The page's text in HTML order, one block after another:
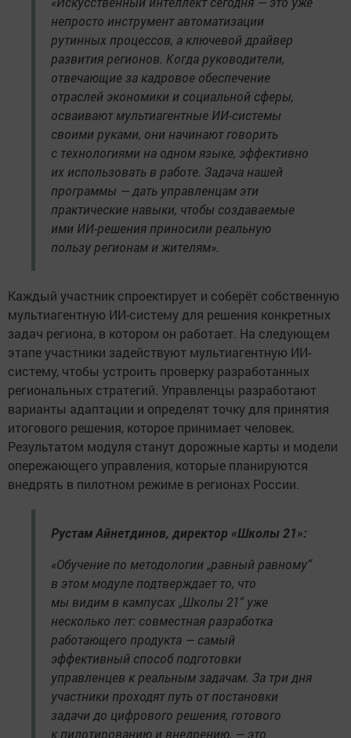
непросто инструмент автоматизации
рутинных процессов, а ключевой драйвер
развития регионов. Когда руководители,
отвечающие за кадровое обеспечение
отраслей экономики и социальной сферы,
осваивают мультиагентные ИИ-системы
своими руками, они начинают говорить
с технологиями на одном языке, эффективно
их использовать в работе. Задача нашей
программы — дать управленцам эти
практические навыки, чтобы создаваемые
ими ИИ-решения приносили реальную
пользу регионам и жителям».
Каждый участник спроектирует и соберёт собственную
мультиагентную ИИ-систему для решения конкретных
задач региона, в котором он работает. На следующем
этапе участники задействуют мультиагентную ИИ-
систему, чтобы устроить проверку разработанных
региональных стратегий. Управленцы разработают
варианты адаптации и определят точку для принятия
итогового решения, которое принимает человек.
Результатом модуля станут дорожные карты и модели
опережающего управления, которые планируются
внедрять в пилотном режиме в регионах России.
Рустам Айнетдинов, директор «Школы 21»:
«Обучение по методологии „равный равному“
в этом модуле подтверждает то, что
мы видим в кампусах „Школы 21“ уже
несколько лет: совместная разработка
работающего продукта — самый
эффективный способ подготовки
управленцев к реальным задачам. За три дня
участники проходят путь от постановки
задачи до цифрового решения, готового
к пилотированию и внедрению, — это